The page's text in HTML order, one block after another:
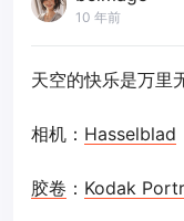
10 年前
天空的快乐是万里
相机： Hasselblad
胶卷 ： Kodak